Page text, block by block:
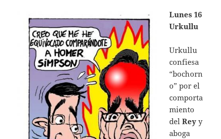
Lunes 16
Urkullu
Urkullu
confiesa
“bochorn
o” por el
comporta
miento
delRey y
aboga